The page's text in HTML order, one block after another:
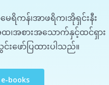
ေရိကန်၊အာဖရိက၊အိုရှင်းနီး
အစားအသောက်နှင့်ထင်ရှား
ော်ပြထားပါသည်။
books